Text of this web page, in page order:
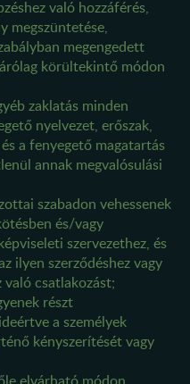
való hozzáférés,
megszüntetése,
megengedett
körültekintő módon
zaklatás minden
nyelvezet, erőszak,
a fenyegető magatartás
annak megvalósulási
szabadon vehessenek
és/vagy
szervezethez, és
ilyen szerződéshez vagy
való csatlakozást;
részt
a személyek
kényszerítését vagy